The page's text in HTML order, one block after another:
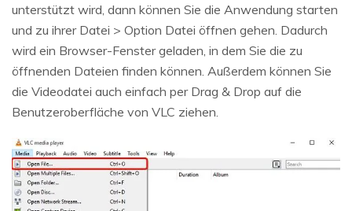
unterstützt wird, dann können Sie die Anwendung starten
und zu ihrer Datei > Option Datei öffnen gehen. Dadurch
wird ein Browser-Fenster geladen, in dem Sie die zu
öffnenden Dateien finden können. Außerdem können Sie
die Videodatei auch einfach per Drag & Drop auf die
Benutzeroberfläche von VLC ziehen.